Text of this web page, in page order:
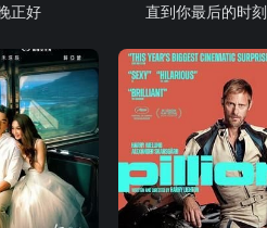
正好 直到你最后的时刻